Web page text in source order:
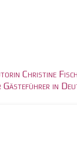
Christine
in